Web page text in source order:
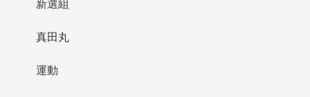
新選組
真田丸
運動